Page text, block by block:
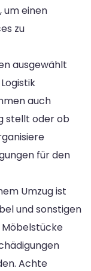
um einen
zu
ausgewählt
auch
stellt oder ob
für den
Umzug ist
und sonstigen
Achte